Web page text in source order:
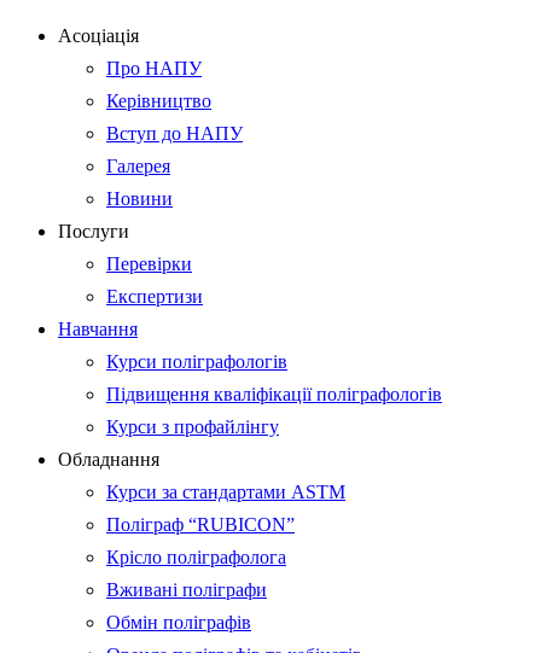
Асоціація
Про НАПУ
Керівництво
Вступ до НАПУ
Галерея
Новини
Послуги
Перевірки
Експертизи
Навчання
Курси поліграфологів
Підвищення кваліфікації поліграфологів
Курси з профайлінгу
Обладнання
Курси за стандартами ASTM
Поліграф “RUBICON”
Крісло поліграфолога
Вживані поліграфи
Обмін поліграфів